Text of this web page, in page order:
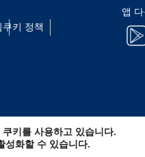
쿠키 정책
앱
NZD - 뉴질랜드 달러
키를 사용하고 있습니다.
성화할 수 있습니다.